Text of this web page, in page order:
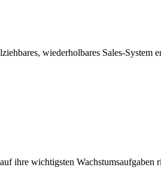
wiederholbares Sales-System
ihre wichtigsten Wachstumsaufgaben